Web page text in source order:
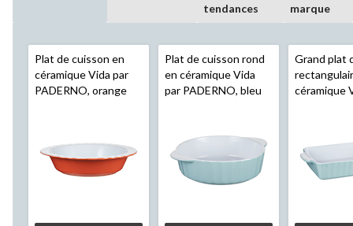
tendances
marque
Plat de cuisson en
céramique Vida par
PADERNO, orange
Plat de cuisson rond
en céramique Vida
par PADERNO, bleu
Grand plat
céramique